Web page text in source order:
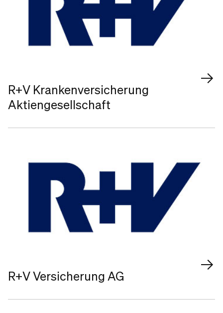
R+V Krankenversicherung
Aktiengesellschaft
R+V Versicherung AG